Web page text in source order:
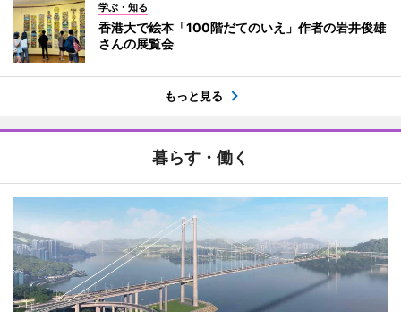
学ぶ・知る
香港大で絵本「100階だてのいえ」作者の岩井俊雄
さんの展覧会
もっと見る
暮らす・働く